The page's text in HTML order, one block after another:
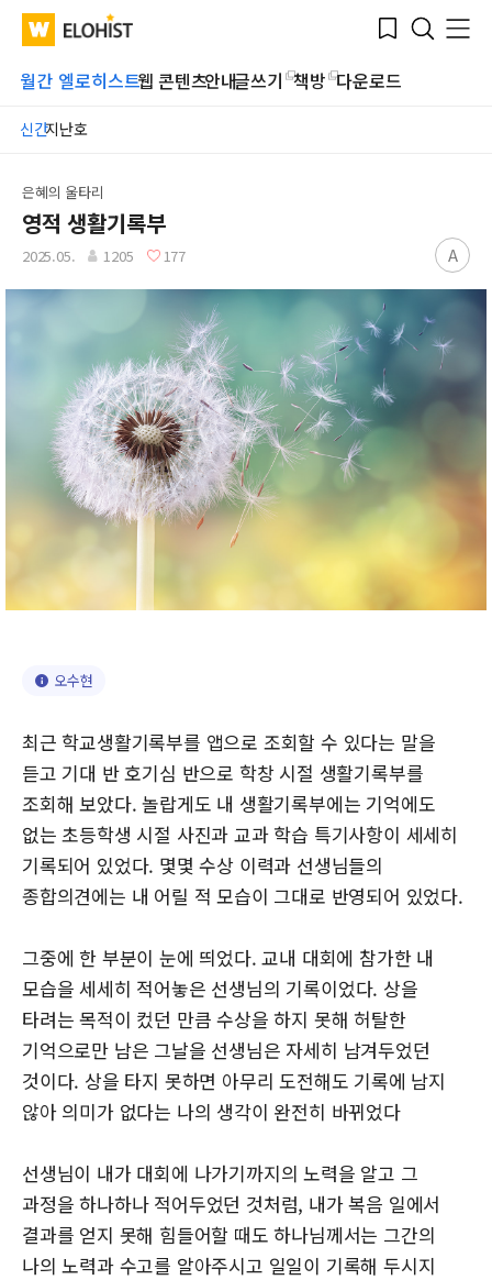
WATV Elohist-
Home
Bookmark
Search
Menu
월간 엘로히스트웹 콘텐츠안내글쓰기 책방 다운로드
신간지난호
Submit
은혜의 울타리
영적 생활기록부
2025.05. 1205 177 A
오수현
최근 학교생활기록부를 앱으로 조회할 수 있다는 말을
듣고 기대 반 호기심 반으로 학창 시절 생활기록부를
조회해 보았다. 놀랍게도 내 생활기록부에는 기억에도
없는 초등학생 시절 사진과 교과 학습 특기사항이 세세히
기록되어 있었다. 몇몇 수상 이력과 선생님들의
종합의견에는 내 어릴 적 모습이 그대로 반영되어 있었다.
그중에 한 부분이 눈에 띄었다. 교내 대회에 참가한 내
모습을 세세히 적어놓은 선생님의 기록이었다. 상을
타려는 목적이 컸던 만큼 수상을 하지 못해 허탈한
기억으로만 남은 그날을 선생님은 자세히 남겨두었던
것이다. 상을 타지 못하면 아무리 도전해도 기록에 남지
않아 의미가 없다는 나의 생각이 완전히 바뀌었다
선생님이 내가 대회에 나가기까지의 노력을 알고 그
과정을 하나하나 적어두었던 것처럼, 내가 복음 일에서
결과를 얻지 못해 힘들어할 때도 하나님께서는 그간의
나의 노력과 수고를 알아주시고 일일이 기록해 두시지